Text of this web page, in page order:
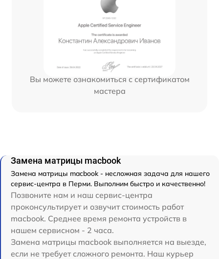
Вы можете ознакомиться с сертификатом
мастера
Замена матрицы macbook
Замена матрицы macbook - несложная задача для нашего
сервис-центра в Перми. Выполним быстро и качественно!
Позвоните нам и наш сервис-центра
проконсультирует и озвучит стоимость работ
macbook. Среднее время ремонта устройств в
нашем сервисном - 2 часа.
Замена матрицы macbook выполняется на выезде,
если не требует сложного ремонта. Наш курьер